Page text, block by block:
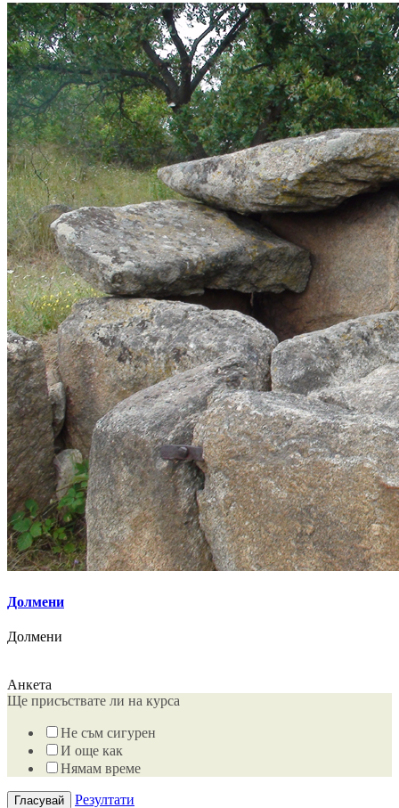
Долмени
Долмени
Анкета
Ще присъствате ли на курса
Не съм сигурен
И още как
Нямам време
Резултати